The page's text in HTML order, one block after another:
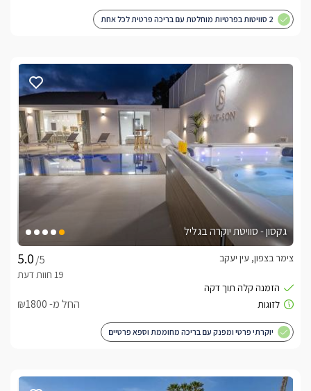
2 סוויטות בפרטיות מוחלטת עם בריכה פרטית לכל אחת
גקסון - סוויטת יוקרה בגליל
/5
צימר בצפון, עין יעקב
החל מ- ₪1800
יוקרתי פרטי ומפנק עם בריכה מחוממת וספא פרטיים